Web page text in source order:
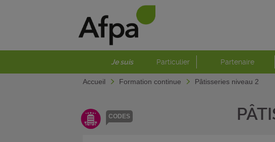
Je suis Particulier Partenaire
Accueil Formation continue Pâtisseries niveau 2
CODES